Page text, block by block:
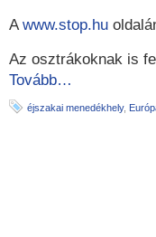
Awww.stop.hu
Az osztrákoknak is
Tovább…
éjszakai menedékhely,